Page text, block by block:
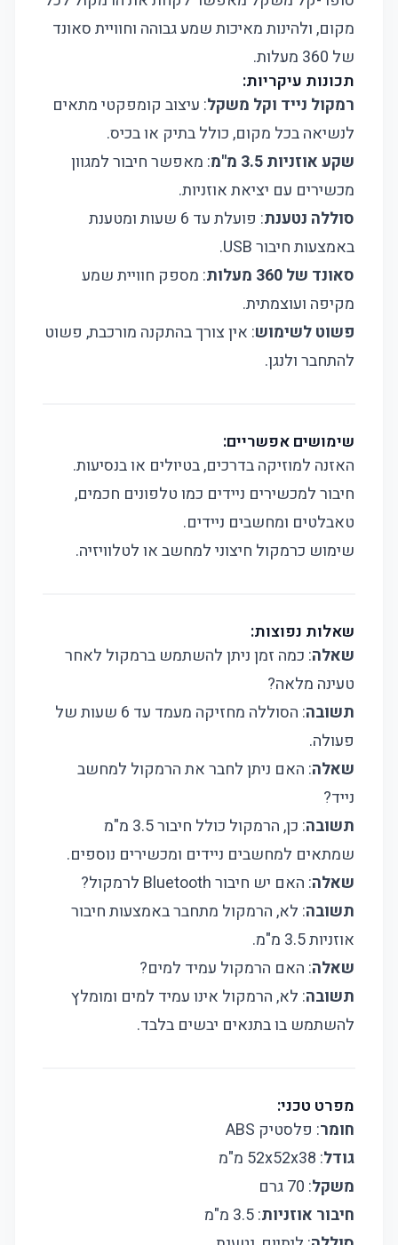
מקום, ולהינות מאיכות שמע גבוהה וחוויית סאונד
של 360 מעלות.
תכונות עיקריות:
רמקול נייד וקל משקל: עיצוב קומפקטי מתאים
לנשיאה בכל מקום, כולל בתיק או בכיס.
שקע אוזניות 3.5 מ"מ
: מאפשר חיבור למגוון
מכשירים עם יציאת אוזניות.
סוללה נטענת
: פועלת עד 6 שעות ומטענת
באמצעות חיבור USB.
סאונד של 360 מעלות
: מספק חוויית שמע
מקיפה ועוצמתית.
פשוט לשימוש: אין צורך בהתקנה מורכבת, פשוט
להתחבר ולנגן.
שימושים אפשריים:
האזנה למוזיקה בדרכים, בטיולים או בנסיעות.
חיבור למכשירים ניידים כמו טלפונים חכמים,
טאבלטים ומחשבים ניידים.
שימוש כרמקול חיצוני למחשב או לטלוויזיה.
שאלות נפוצות:
שאלה: כמה זמן ניתן להשתמש ברמקול לאחר
טעינה מלאה?
תשובה
: הסוללה מחזיקה מעמד עד 6 שעות של
פעולה.
שאלה: האם ניתן לחבר את הרמקול למחשב
נייד?
תשובה
: כן, הרמקול כולל חיבור 3.5 מ"מ
שמתאים למחשבים ניידים ומכשירים נוספים.
שאלה: האם יש חיבור Bluetooth לרמקול?
תשובה: לא, הרמקול מתחבר באמצעות חיבור
אוזניות 3.5 מ"מ.
שאלה: האם הרמקול עמיד למים?
תשובה: לא, הרמקול אינו עמיד למים ומומלץ
להשתמש בו בתנאים יבשים בלבד.
מפרט טכני:
חומר: פלסטיק ABS
גודל: 52x52x38 מ"מ
משקל: 70 גרם
חיבור אוזניות: 3.5 מ"מ